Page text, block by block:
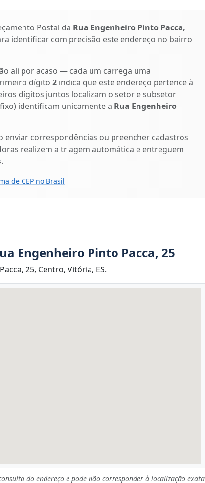
Postal da Rua Engenheiro Pinto Pacca,
identificar com precisão este endereço no bairro
ali por acaso — cada um carrega uma
dígito 2 indica que este endereço pertence à
dígitos juntos localizam o setor e subsetor
identificam unicamente a Rua Engenheiro
enviar correspondências ou preencher cadastros
realizem a triagem automática e entreguem
de CEP no Brasil
Engenheiro Pinto Pacca, 25
25, Centro, Vitória, ES.
do endereço e pode não corresponder à localização exata